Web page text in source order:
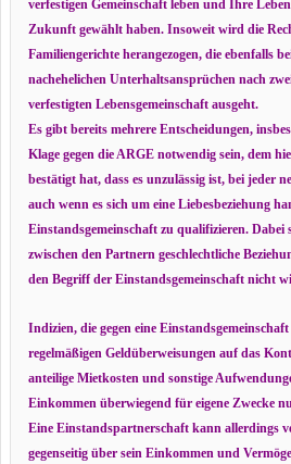
verfestigen Gemeinschaft leben und Ihre
Zukunft gewählt haben. Insoweit wird die
Familiengerichte herangezogen, die ebenfalls
nachehelichen Unterhaltsansprüchen nach
verfestigten Lebensgemeinschaft ausgeht.
Es gibt bereits mehrere Entscheidungen,
Klage gegen die ARGE notwendig sein, dem
bestätigt hat, dass es unzulässig ist, bei jeder
auch wenn es sich um eine Liebesbeziehung
Einstandsgemeinschaft zu qualifizieren. Dabei
zwischen den Partnern geschlechtliche
den Begriff der Einstandsgemeinschaft nicht
Indizien, die gegen eine
regelmäßigen Geldüberweisungen auf das
anteilige Mietkosten und sonstige
Einkommen überwiegend für eigene Zwecke
Eine Einstandspartnerschaft kann allerdings
gegenseitig über sein Einkommen und